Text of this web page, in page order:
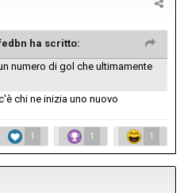
ha scritto:
numero di gol che ultimamente
chi ne inizia uno nuovo
1 1 1